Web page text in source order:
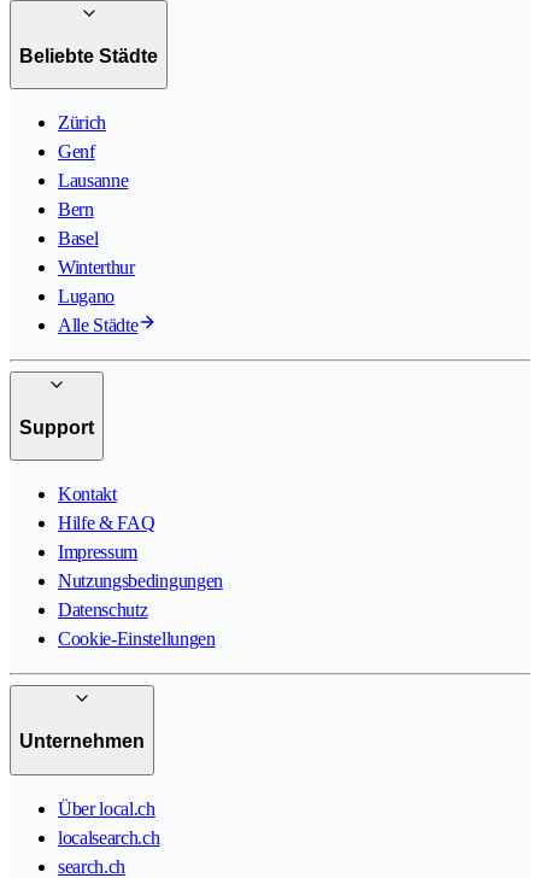
Beliebte Städte
Zürich
Genf
Lausanne
Bern
Basel
Winterthur
Lugano
Alle Städte
Support
Kontakt
Hilfe & FAQ
Impressum
Nutzungsbedingungen
Datenschutz
Cookie-Einstellungen
Unternehmen
Über local.ch
localsearch.ch
search.ch